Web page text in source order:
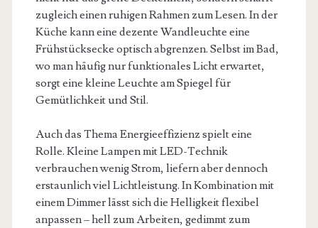
zugleich einen ruhigen Rahmen zum Lesen. In der
Küche kann eine dezente Wandleuchte eine
Frühstücksecke optisch abgrenzen. Selbst im Bad,
wo man häufig nur funktionales Licht erwartet,
sorgt eine kleine Leuchte am Spiegel für
Gemütlichkeit und Stil.
Auch das Thema Energieeffizienz spielt eine
Rolle. Kleine Lampen mit LED-Technik
verbrauchen wenig Strom, liefern aber dennoch
erstaunlich viel Lichtleistung. In Kombination mit
einem Dimmer lässt sich die Helligkeit flexibel
anpassen – hell zum Arbeiten, gedimmt zum